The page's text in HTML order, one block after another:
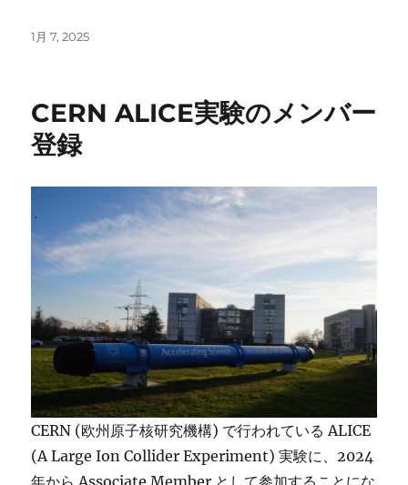
投
1月 7, 2025
CERN ALICE実験のメンバー
登録
CERN (欧州原子核研究機構) で行われている ALICE
(A Large Ion Collider Experiment) 実験に、2024
年から Associate Member として参加することにな